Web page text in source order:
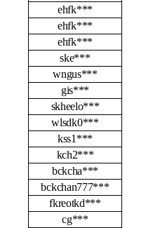
ehfk***
ehfk***
ehfk***
ske***
wngus***
gis***
skheelo***
wlsdk0***
kss1***
kch2***
bckcha***
bckchan777***
fkreotkd***
cg***